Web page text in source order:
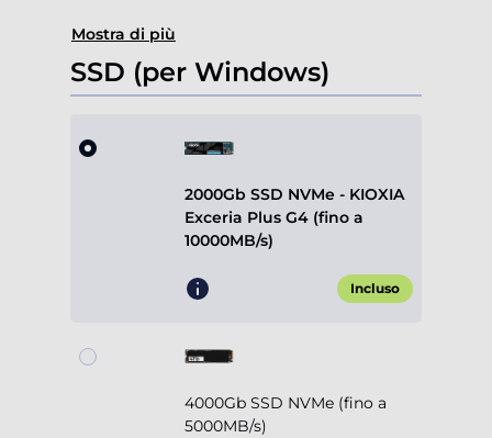
Mostra di più
SSD (per Windows)
2000Gb SSD NVMe - KIOXIA
Exceria Plus G4 (fino a
10000MB/s)
Incluso
4000Gb SSD NVMe (fino a
5000MB/s)